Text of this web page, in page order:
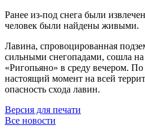
Ранее из-под снега были
человек были найдены живыми.
Лавина, спровоцированная
сильными снегопадами, сошла
«Ригопьяно» в среду вечером.
настоящий момент на всей
опасность схода лавин.
Версия для печати
Все новости